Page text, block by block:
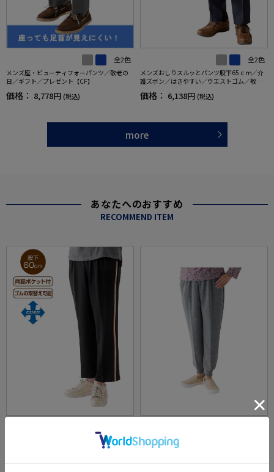
全2色
メンズ座・ビューティフォーパンツ／敬老の
日／ギフト／プレゼント【CF】
価格： 8,778円 (税込)
全2色
メンズおしりスルッとパンツ股下65ｃｍ／介
護ズボン／はきやすい／ウエストゴム／敬老
の日／ギフト／プレゼント【CF】
価格： 6,138円 (税込)
more
あなたへのおすすめ
RECOMMEND ITEM
レディースおしりスルッとらくらくライン入
りパンツ／婦人用／介護ズボン／はきやすい
ント【CF】
価格：4,378円 (税込)
レディースおしりスルッとニットホッピング
パンツ／婦人用／介護ズボン／はきやすい／
価格：4,378円 (税込)